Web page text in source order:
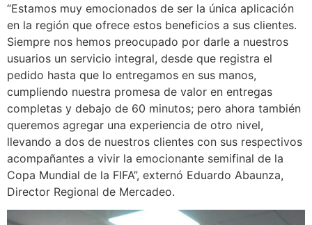
“Estamos muy emocionados de ser la única aplicación
en la región que ofrece estos beneficios a sus clientes.
Siempre nos hemos preocupado por darle a nuestros
usuarios un servicio integral, desde que registra el
pedido hasta que lo entregamos en sus manos,
cumpliendo nuestra promesa de valor en entregas
completas y debajo de 60 minutos; pero ahora también
queremos agregar una experiencia de otro nivel,
llevando a dos de nuestros clientes con sus respectivos
acompañantes a vivir la emocionante semifinal de la
Copa Mundial de la FIFA”, externó Eduardo Abaunza,
Director Regional de Mercadeo.